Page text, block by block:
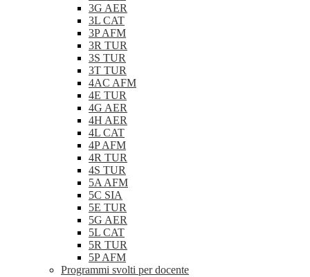
3G AER
3L CAT
3P AFM
3R TUR
3S TUR
3T TUR
4AC AFM
4E TUR
4G AER
4H AER
4L CAT
4P AFM
4R TUR
4S TUR
5A AFM
5C SIA
5E TUR
5G AER
5L CAT
5R TUR
5P AFM
Programmi svolti per docente